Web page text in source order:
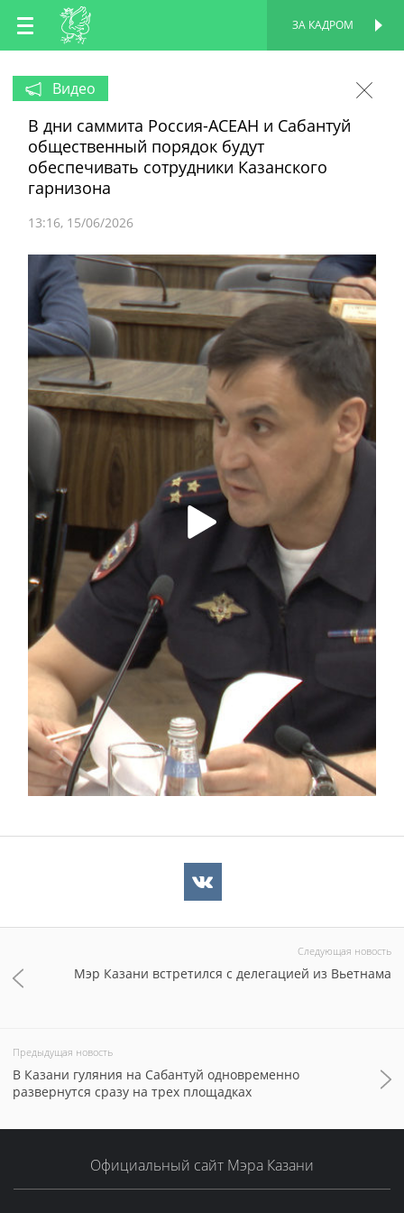
RU
EN
ЗА КАДРОМ
Видео
В дни саммита Россия-АСЕАН и Сабантуй
общественный порядок будут
обеспечивать сотрудники Казанского
гарнизона
13:16 15/06/2026
Следующая новость
Мэр Казани встретился с делегацией из Вьетнама
Предыдущая новость
В Казани гуляния на Сабантуй одновременно
развернутся сразу на трех площадках
Официальный сайт Мэра Казани
ПЕРСОНАЛЬНАЯ